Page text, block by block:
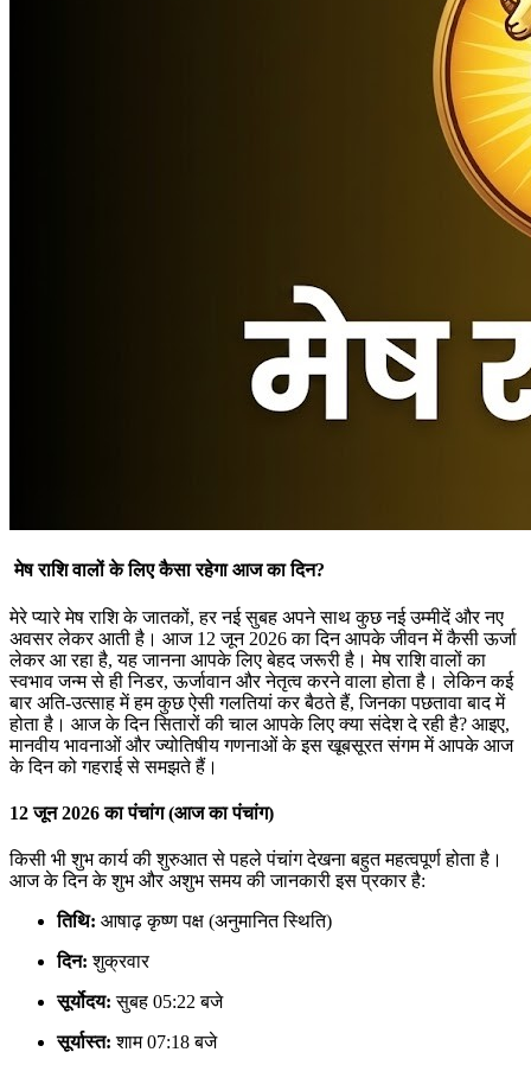
मेष राशि वालों के लिए कैसा रहेगा आज का दिन?
मेरे प्यारे मेष राशि के जातकों, हर नई सुबह अपने साथ कुछ नई उम्मीदें और नए
अवसर लेकर आती है। आज 12 जून 2026 का दिन आपके जीवन में कैसी ऊर्जा
लेकर आ रहा है, यह जानना आपके लिए बेहद जरूरी है। मेष राशि वालों का
स्वभाव जन्म से ही निडर, ऊर्जावान और नेतृत्व करने वाला होता है। लेकिन कई
बार अति-उत्साह में हम कुछ ऐसी गलतियां कर बैठते हैं, जिनका पछतावा बाद में
होता है। आज के दिन सितारों की चाल आपके लिए क्या संदेश दे रही है? आइए,
मानवीय भावनाओं और ज्योतिषीय गणनाओं के इस खूबसूरत संगम में आपके आज
के दिन को गहराई से समझते हैं।
12 जून 2026 का पंचांग (आज का पंचांग)
किसी भी शुभ कार्य की शुरुआत से पहले पंचांग देखना बहुत महत्वपूर्ण होता है।
आज के दिन के शुभ और अशुभ समय की जानकारी इस प्रकार है:
तिथि: आषाढ़ कृष्ण पक्ष (अनुमानित स्थिति)
दिन: शुक्रवार
सूर्योदय: सुबह 05:22 बजे
सूर्यास्त: शाम 07:18 बजे